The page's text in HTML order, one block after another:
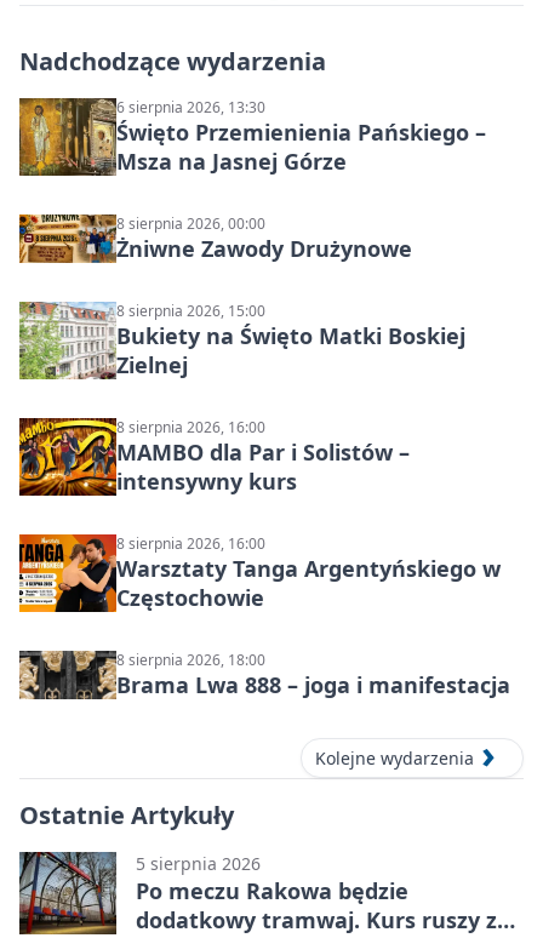
Nadchodzące wydarzenia
6 sierpnia 2026, 13:30
Święto Przemienienia Pańskiego –
Msza na Jasnej Górze
8 sierpnia 2026, 00:00
Żniwne Zawody Drużynowe
8 sierpnia 2026, 15:00
Bukiety na Święto Matki Boskiej
Zielnej
8 sierpnia 2026, 16:00
MAMBO dla Par i Solistów –
intensywny kurs
8 sierpnia 2026, 16:00
Warsztaty Tanga Argentyńskiego w
Częstochowie
8 sierpnia 2026, 18:00
Brama Lwa 888 – joga i manifestacja
Kolejne wydarzenia
Ostatnie Artykuły
5 sierpnia 2026
Po meczu Rakowa będzie
dodatkowy tramwaj. Kurs ruszy ze